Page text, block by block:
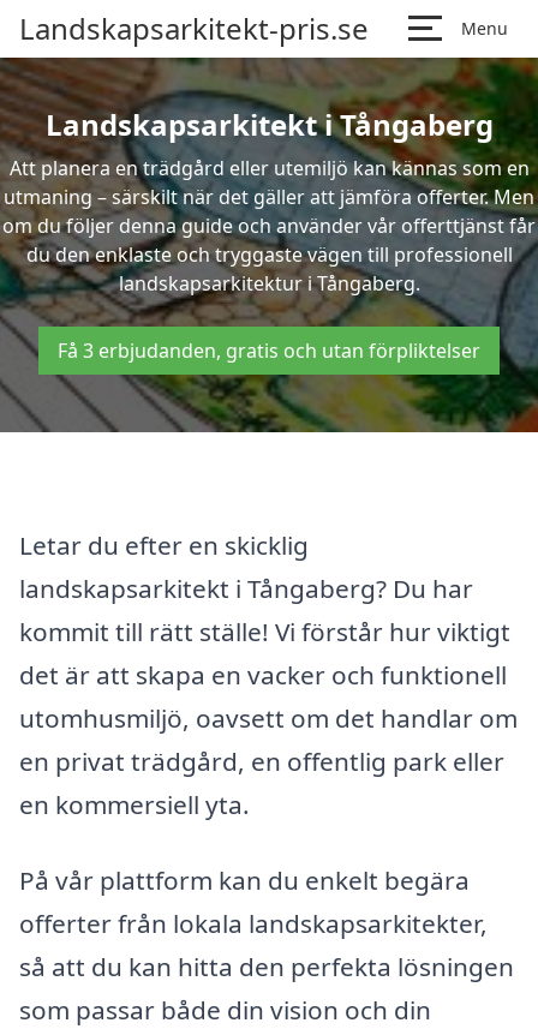
Landskapsarkitekt-pris.se Menu
Landskapsarkitekt i Tångaberg
Att planera en trädgård eller utemiljö kan kännas som en
utmaning – särskilt när det gäller att jämföra offerter. Men
om du följer denna guide och använder vår offerttjänst får
du den enklaste och tryggaste vägen till professionell
landskapsarkitektur i Tångaberg.
Få 3 erbjudanden, gratis och utan förpliktelser
Letar du efter en skicklig
landskapsarkitekt i Tångaberg? Du har
kommit till rätt ställe! Vi förstår hur viktigt
det är att skapa en vacker och funktionell
utomhusmiljö, oavsett om det handlar om
en privat trädgård, en offentlig park eller
en kommersiell yta.
På vår plattform kan du enkelt begära
offerter från lokala landskapsarkitekter,
så att du kan hitta den perfekta lösningen
som passar både din vision och din